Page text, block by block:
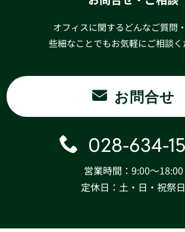
オフィスに関するどんなご質問
些細なことでもお気軽にご相談く
お問合せ
028-634-
営業時間：9:00〜18:00
定休日：土・日・祝祭日